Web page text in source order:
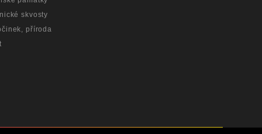
skvosty
příroda